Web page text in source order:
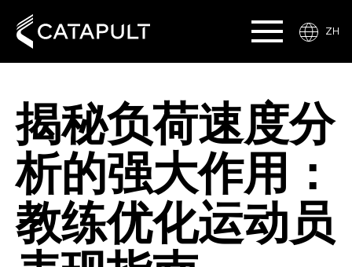
ZH
揭秘负荷速度分
析的强大作用：
教练优化运动员